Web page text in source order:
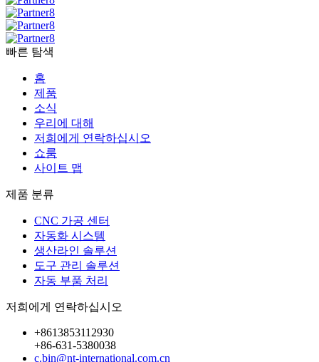
빠른 탐색
홈
제품
소식
우리에 대해
저희에게 연락하십시오
쇼룸
사이트 맵
제품 분류
CNC 가공 센터
자동화 시스템
생산라인 솔루션
도구 관리 솔루션
자동 부품 처리
저희에게 연락하십시오
+8613853112930
+86-631-5380038
c.bin@nt-international.com.cn